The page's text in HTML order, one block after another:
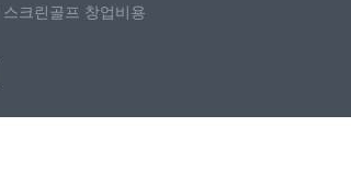
스크린골프 창업비용